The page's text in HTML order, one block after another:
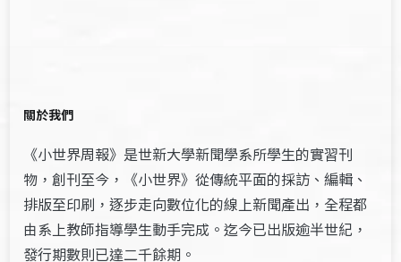
關於我們
《小世界周報》是世新大學新聞學系所學生的實習刊
物，創刊至今，《小世界》從傳統平面的採訪、編輯、
排版至印刷，逐步走向數位化的線上新聞產出，全程都
由系上教師指導學生動手完成。迄今已出版逾半世紀，
發行期數則已達二千餘期。